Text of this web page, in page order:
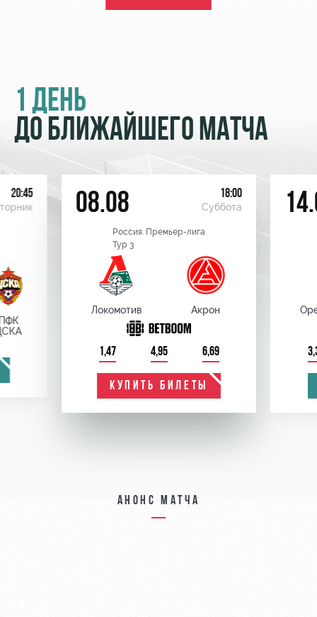
1 ДЕНЬ
ДО БЛИЖАЙШЕГО МАТЧА
20:45 08.08 18:00
Суббота
Россия. Премьер-лига
Тур 3
Локомотив Акрон
1,47 4,95 6,69
КУПИТЬ БИЛЕТЫ
Анонс матча